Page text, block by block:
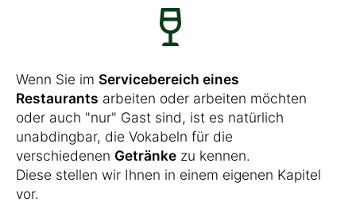
Wenn Sie im Servicebereich eines
Restaurants arbeiten oder arbeiten möchten
oder auch "nur" Gast sind, ist es natürlich
unabdingbar, die Vokabeln für die
verschiedenen Getränke zu kennen.
Diese stellen wir Ihnen in einem eigenen Kapitel
vor.